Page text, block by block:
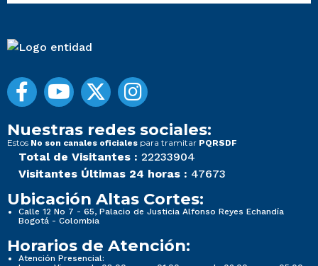
Nuestras redes sociales:
Estos No son canales oficiales para tramitar PQRSDF
Total de Visitantes : 22233904
Visitantes Últimas 24 horas : 47673
Ubicación Altas Cortes:
Calle 12 No 7 - 65, Palacio de Justicia Alfonso Reyes Echandía
Bogotá - Colombia
Horarios de Atención:
Atención Presencial: